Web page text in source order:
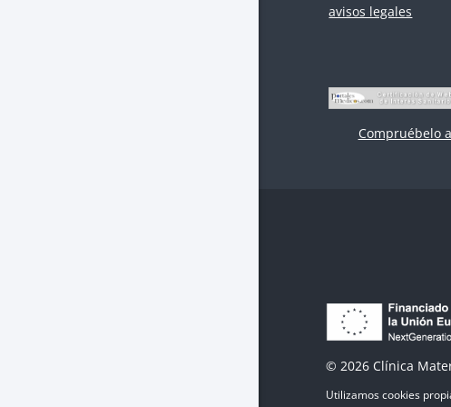
avisos legales
Compruébelo
© 2026 Clínica
Utilizamos cookies